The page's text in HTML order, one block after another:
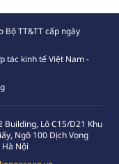
Bộ TT&TT cấp ngày
tác kinh tế Việt Nam -
Building, Lô C15/D21 Khu
Ngõ 100 Dịch Vọng
Hà Nội